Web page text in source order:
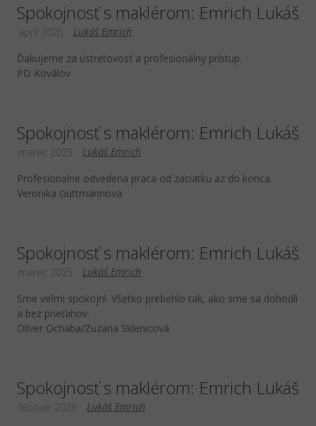
Spokojnosť s maklérom: Emrich Lukáš
Lukáš Emrich
apríl 2025
Ďakujeme za ústretovosť a profesionálny prístup.
PD Koválov
Spokojnosť s maklérom: Emrich Lukáš
Lukáš Emrich
marec 2025
Profesionalne odvedena praca od zaciatku az do konca.
Veronika Guttmannova
Spokojnosť s maklérom: Emrich Lukáš
Lukáš Emrich
marec 2025
Sme veľmi spokojní. Všetko prebehlo tak, ako sme sa dohodli
a bez prieťahov.
Oliver Ochaba/Zuzana Sklenicová
Spokojnosť s maklérom: Emrich Lukáš
Lukáš Emrich
február 2025